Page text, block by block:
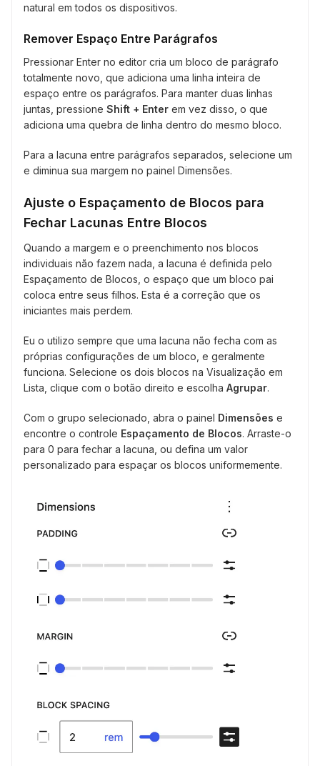
natural em todos os dispositivos.
Remover Espaço Entre Parágrafos
Pressionar Enter no editor cria um bloco de parágrafo
totalmente novo, que adiciona uma linha inteira de
espaço entre os parágrafos. Para manter duas linhas
juntas, pressione Shift + Enter em vez disso, o que
adiciona uma quebra de linha dentro do mesmo bloco.
Para a lacuna entre parágrafos separados, selecione um
e diminua sua margem no painel Dimensões.
Ajuste o Espaçamento de Blocos para
Fechar Lacunas Entre Blocos
Quando a margem e o preenchimento nos blocos
individuais não fazem nada, a lacuna é definida pelo
Espaçamento de Blocos, o espaço que um bloco pai
coloca entre seus filhos. Esta é a correção que os
iniciantes mais perdem.
Eu o utilizo sempre que uma lacuna não fecha com as
próprias configurações de um bloco, e geralmente
funciona. Selecione os dois blocos na Visualização em
Lista, clique com o botão direito e escolha Agrupar.
Com o grupo selecionado, abra o painel Dimensões e
encontre o controle Espaçamento de Blocos. Arraste-o
para 0 para fechar a lacuna, ou defina um valor
personalizado para espaçar os blocos uniformemente.